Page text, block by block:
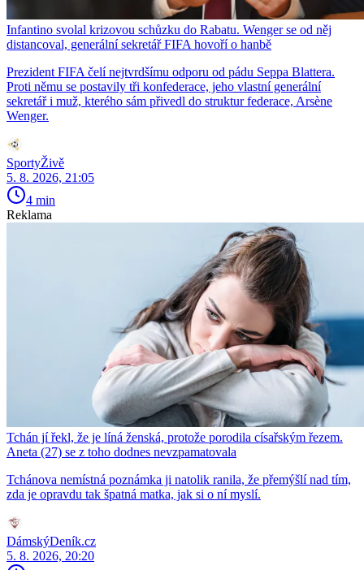
Infantino svolal krizovou schůzku do Rabatu. Wenger se od něj
distancoval, generální sekretář FIFA hovoří o hanbě
Prezident FIFA čelí nejtvrdšímu odporu od pádu Seppa Blattera.
Proti němu se postavily tři konfederace, jeho vlastní generální
sekretář i muž, kterého sám přivedl do struktur federace, Arsène
Wenger.
SportyŽivě
5. 8. 2026, 21:05
4 min
Reklama
Tchán jí řekl, že je líná ženská, protože porodila císařským řezem.
Aneta (27) se z toho dodnes nevzpamatovala
Tchánova nemístná poznámka ji natolik ranila, že přemýšlí nad tím,
zda je opravdu tak špatná matka, jak si o ní myslí.
DámskýDeník.cz
5. 8. 2026, 20:20